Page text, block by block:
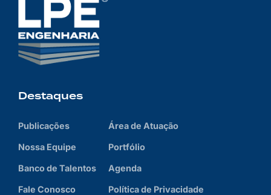
Destaques
Publicações
Nossa Equipe
Banco de Talentos
Fale Conosco
Área de Atuação
Portfólio
Agenda
Política de Privacidade